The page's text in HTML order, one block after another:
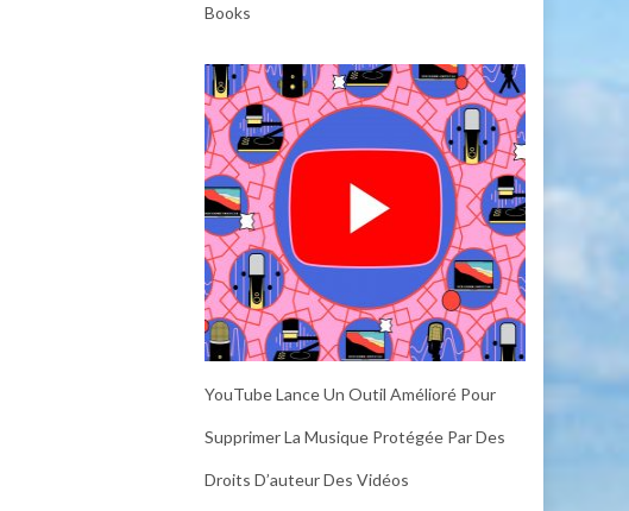
Books
YouTube Lance Un Outil Amélioré Pour
Supprimer La Musique Protégée Par Des
Droits D’auteur Des Vidéos